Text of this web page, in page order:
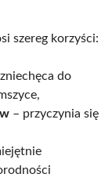
szereg korzyści:
do
– przyczynia się